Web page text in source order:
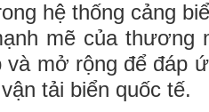
hệ thống cảng
mẽ của thương
mở rộng để đáp
tải biển quốc tế.